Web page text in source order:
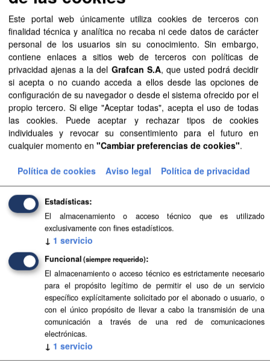
Aprobación Definitiva...
Aprobación Definitiva...
Aprobación Definitiva...
Aprobación Definitiva...
Aprobación Definitiva...
Aprobación Definitiva...
Aprobación Definitiva...
Aprobación Definitiva...
Aprobación Definitiva...
Aprobación Definitiva...
Aprobación Definitiva...
Aprobación Definitiva...
Aprobación Definitiva...
Aprobación Definitiva...
Este portal web únicamente utiliza cookies de terceros con
finalidad técnica y analítica no recaba ni cede datos de carácter
personal de los usuarios sin su conocimiento. Sin embargo,
contiene enlaces a sitios web de terceros con políticas de
privacidad ajenas a la del Grafcan S.A, que usted podrá decidir
si acepta o no cuando acceda a ellos desde las opciones de
configuración de su navegador o desde el sistema ofrecido por el
propio tercero. Si elige "Aceptar todas", acepta el uso de todas
las cookies. Puede aceptar y rechazar tipos de cookies
individuales y revocar su consentimiento para el futuro en
cualquier momento en "Cambiar preferencias de cookies".
Política de cookies Aviso legal Política de privacidad
Estadísticas
El almacenamiento o acceso técnico que es utilizado
exclusivamente con fines estadísticos.
↓ 1 servicio
Funcional (siempre requerido)
El almacenamiento o acceso técnico es estrictamente necesario
para el propósito legítimo de permitir el uso de un servicio
específico explícitamente solicitado por el abonado o usuario, o
con el único propósito de llevar a cabo la transmisión de una
comunicación a través de una red de comunicaciones
electrónicas.
↓ 1 servicio